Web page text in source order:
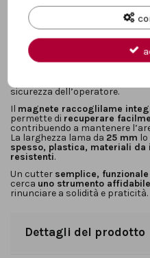
operazioni di taglio più comuni
e fai-da-te
. Progettato per
affidabilità, rappresenta un
prezzo.
guida lama in metallo
precisione durante il taglio,
sicurezza dell’operatore.
Il magnete raccoglilame
permette di recuperare
contribuendo a mantenere
La larghezza lama da 25 mm
spesso, plastica, materiali
resistenti.
Un cutter semplice,
cerca uno strumento
rinunciare a solidità e praticità.
Dettagli del prodotto